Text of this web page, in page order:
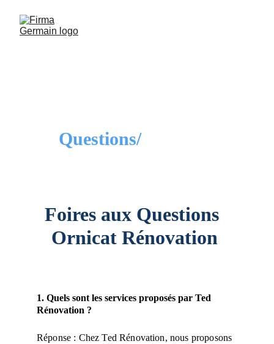
Questions/Réponses
Foires aux Questions
Ornicat Rénovation
1. Quels sont les services proposés par Ted
Rénovation ?
Réponse : Chez Ted Rénovation, nous proposons